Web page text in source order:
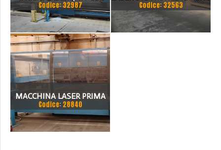
DIM.1500X3000 CON
CAMBIO PALLET
AUTOMATICO, COMPLETO
DI CHILLER E FILTRO ARIA.
MACCHINA IN OTTIMO
STATO CON
Codice: 32987
3015 .MACCHINA CARICO
SCARICO AUTOMATICO,
Codice: 32563
MACCHINA LASER PRIMA
INDUSTRIE
Codice: 28840